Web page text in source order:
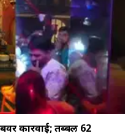
कारवाई; तब्बल 62